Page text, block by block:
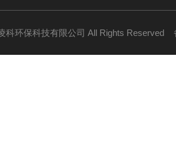
科环保科技有限公司 All Rights Reserved